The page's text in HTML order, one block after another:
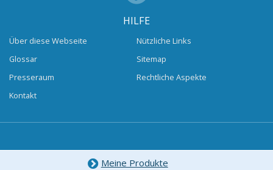
HILFE
Über diese Webseite
Glossar
Presseraum
Kontakt
Nützliche Links
Sitemap
Rechtliche Aspekte
Meine Produkte